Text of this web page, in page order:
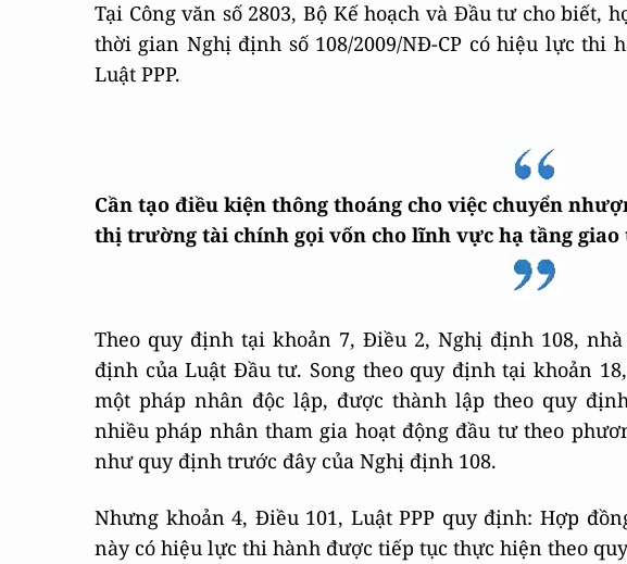
Tại Công văn số 2803, Bộ Kế hoạch và Đầu tư cho biết,
thời gian Nghị định số 108/2009/NĐ-CP có hiệu lực thi
Luật PPP.
Cần tạo điều kiện thông thoáng cho việc chuyển
thị trường tài chính gọi vốn cho lĩnh vực hạ tầng giao
Theo quy định tại khoản 7, Điều 2, Nghị định 108,
định của Luật Đầu tư. Song theo quy định tại khoản
một pháp nhân độc lập, được thành lập theo quy
nhiều pháp nhân tham gia hoạt động đầu tư theo
như quy định trước đây của Nghị định 108.
Nhưng khoản 4, Điều 101, Luật PPP quy định: Hợp
này có hiệu lực thi hành được tiếp tục thực hiện theo